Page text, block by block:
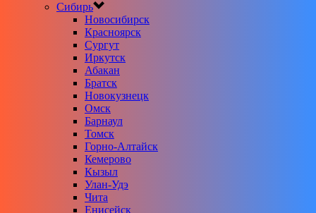
Сибирь
Новосибирск
Красноярск
Сургут
Иркутск
Абакан
Братск
Новокузнецк
Омск
Барнаул
Томск
Горно-Алтайск
Кемерово
Кызыл
Улан-Удэ
Чита
Енисейск